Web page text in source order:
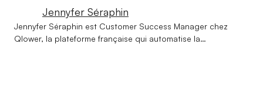
Jennyfer Séraphin
Jennyfer Séraphin est Customer Success Manager chez
Qlower, la plateforme française qui automatise la